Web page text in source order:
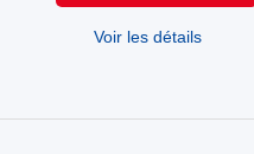
Voir les détails